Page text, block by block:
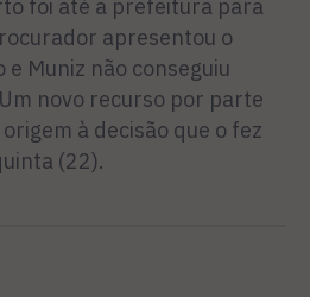
foi até a prefeitura para
apresentou o
Muniz não conseguiu
novo recurso por parte
à decisão que o fez
(22).